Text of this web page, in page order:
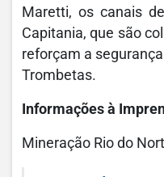
Maretti, os canais
Capitania, que são
reforçam a
Trombetas.
Informações à
Mineração Rio do